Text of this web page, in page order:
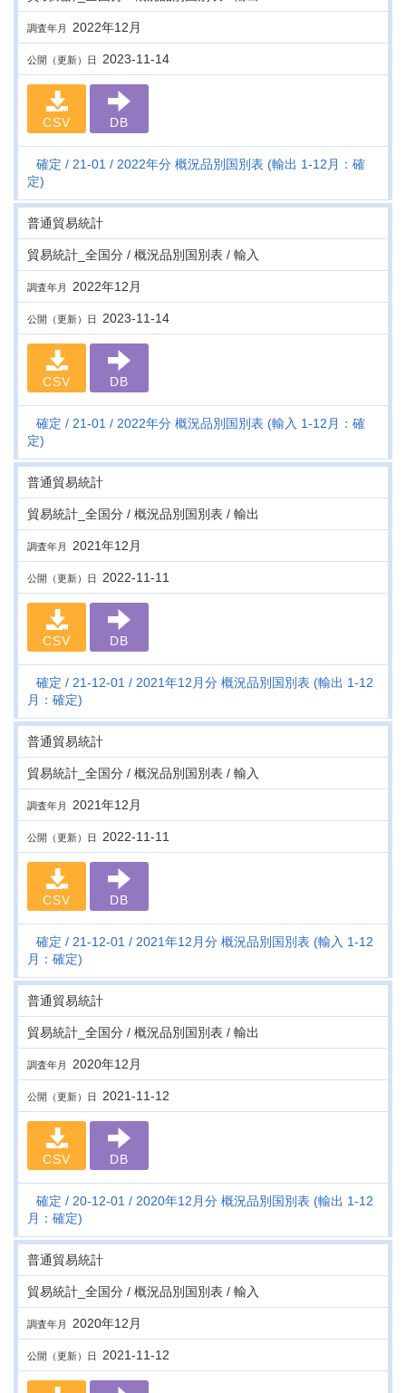
調査年月 2022年12月
公開（更新）日 2023-11-14
CSV DB
確定 21-01
2022年分 概況品別国別表 (輸出 1-12月：確
定)
普通貿易統計
貿易統計_全国分 / 概況品別国別表 / 輸入
調査年月 2022年12月
公開（更新）日 2023-11-14
CSV DB
確定 21-01
2022年分 概況品別国別表 (輸入 1-12月：確
定)
普通貿易統計
貿易統計_全国分 / 概況品別国別表 / 輸出
調査年月 2021年12月
公開（更新）日 2022-11-11
CSV DB
確定 21-12-01
2021年12月分 概況品別国別表 (輸出 1-12
月：確定)
普通貿易統計
貿易統計_全国分 / 概況品別国別表 / 輸入
調査年月 2021年12月
公開（更新）日 2022-11-11
CSV DB
確定 21-12-01
2021年12月分 概況品別国別表 (輸入 1-12
月：確定)
普通貿易統計
貿易統計_全国分 / 概況品別国別表 / 輸出
調査年月 2020年12月
公開（更新）日 2021-11-12
CSV DB
確定 20-12-01
2020年12月分 概況品別国別表 (輸出 1-12
月：確定)
普通貿易統計
貿易統計_全国分 / 概況品別国別表 / 輸入
調査年月 2020年12月
公開（更新）日 2021-11-12